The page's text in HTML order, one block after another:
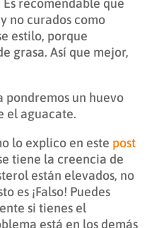
recomendable que
y no curados como
estilo, porque
grasa. Así que mejor,
pondremos un huevo
el aguacate.
lo explico en este post
tiene la creencia de
están elevados, no
es ¡Falso! Puedes
si tienes el
está en los demás